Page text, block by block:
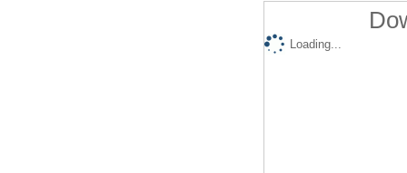
Loading...